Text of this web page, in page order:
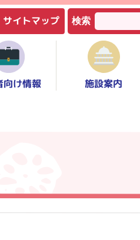
サイトマップ 検索
向け情報 施設案内